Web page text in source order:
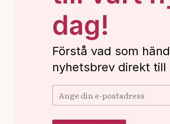
dag!
Förstå vad som
nyhetsbrev direkt till